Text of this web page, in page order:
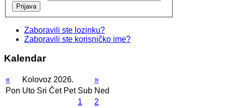
Prijava
Zaboravili ste lozinku?
Zaboravili ste korisničko ime?
Kalendar
« Kolovoz 2026.
»
Pon Uto Sri Čet Pet Sub Ned
1
2